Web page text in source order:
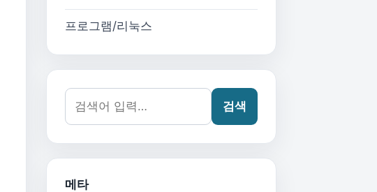
프로그램/리눅스
검색어:
검색
메타